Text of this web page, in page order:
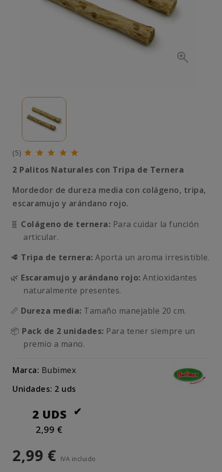
(5)
2 Palitos Naturales con Tripa de Ternera
Mordedor de dureza media con colágeno, tripa,
escaramujo y arándano rojo.
🧬 Colágeno de ternera: Para cuidar la función
articular.
🥩 Tripa de ternera: Aporta un aroma irresistible.
🌿 Escaramujo y arándano rojo: Antioxidantes
naturalmente presentes.
📏 Dureza media: Tamaño manejable 20 cm.
📦 Pack de 2 unidades: Para tener siempre un
premio a mano.
Marca: Bubimex
Unidades: 2 uds
2 UDS
2,99 €
2,99 € IVA incluido